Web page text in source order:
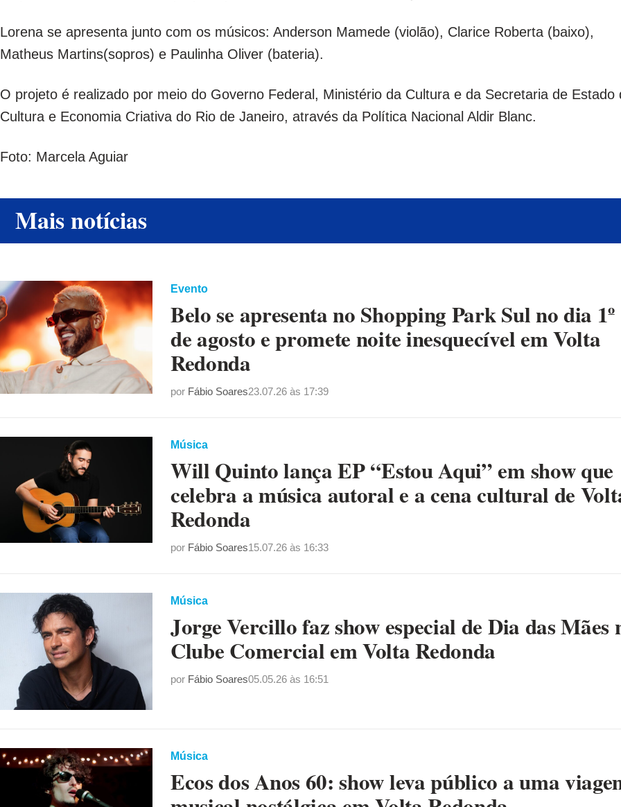
Lorena se apresenta junto com os músicos: Anderson Mamede (violão), Clarice Roberta (baixo),
Matheus Martins(sopros) e Paulinha Oliver (bateria).
O projeto é realizado por meio do Governo Federal, Ministério da Cultura e da Secretaria de Estado
Cultura e Economia Criativa do Rio de Janeiro, através da Política Nacional Aldir Blanc.
Foto: Marcela Aguiar
Mais notícias
Evento
Belo se apresenta no Shopping Park Sul no dia 1º
de agosto e promete noite inesquecível em Volta
Redonda
por Fábio Soares23.07.26 às 17:39
Música
Will Quinto lança EP “Estou Aqui” em show que
celebra a música autoral e a cena cultural de
Redonda
por Fábio Soares15.07.26 às 16:33
Música
Jorge Vercillo faz show especial de Dia das Mães
Clube Comercial em Volta Redonda
por Fábio Soares05.05.26 às 16:51
Música
Ecos dos Anos 60: show leva público a uma